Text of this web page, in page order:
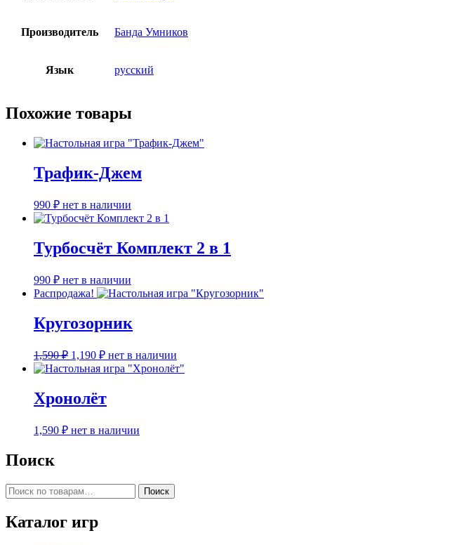
Производитель Банда Умников
Язык русский
Похожие товары
Трафик-Джем
990 ₽ нет в наличии
Турбосчёт Комплект 2 в 1
990 ₽ нет в наличии
Распродажа!
Кругозорник
1,590₽ Первоначальная
цена
составляла
1,590 ₽.
1,190 ₽Текущая
цена:
нет в наличии
Хронолёт
1,590 ₽ нет в наличии
Поиск
Искать: Поиск
Каталог игр